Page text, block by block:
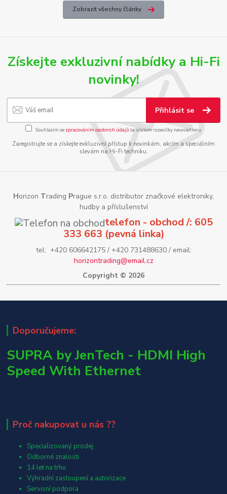
Zobrazit všechny články
Získejte exkluzivní nabídky a Hi-Fi
novinky!
Přihlásit se
Souhlasím se zpracováním osobních údajůza účelem rozesílky newsletteru.
Zaregistrujte se a získejte exkluzivní přístup k novinkám, akcím a speciálním
slevám na Hi-Fi techniku.
Horizon Trading Prague s.r.o. distributor značkové elektroniky,
hudby a příslušenství
telefon - obchod /: 605
333 663 (pevná linka)
tel: +420 606642175 / +420 731488630 / email:
horizontrading@email.cz
Copyright © 2026
Doporučujeme:
SUPRA by JenTech - HDMI High
Speed With Ethernet
Proč nakupovat u nás ??
Specializovaný prodej
Odborné znalosti
14 let na trhu
Výhradní zastoupení a autorizace
Servisní podpora